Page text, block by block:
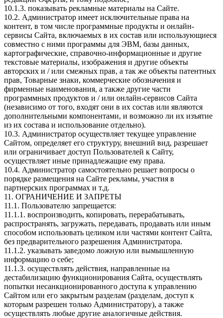
10.1.3. показывать рекламные материалы на Сайте.
10.2. Администратор имеет исключительные права на
контент, в том числе программные продукты и онлайн-
сервисы Сайта, включаемых в их состав или использующиеся
совместно с ними программы для ЭВМ, базы данных,
картографические, справочно-информационные и другие
текстовые материалы, изображения и другие объекты
авторских и / или смежных прав, а так же объекты патентных
прав, Товарные знаки, коммерческие обозначения и
фирменные наименования, а также другие части
программных продуктов и / или онлайн-сервисов Сайта
(независимо от того, входят они в их состав или являются
дополнительными компонентами, и возможно ли их изъятие
из их состава и использование отдельно).
10.3. Администратор осуществляет текущее управление
Сайтом, определяет его структуру, внешний вид, разрешает
или ограничивает доступ Пользователей к Сайту,
осуществляет иные принадлежащие ему права.
10.4. Администратор самостоятельно решает вопросы о
порядке размещения на Сайте рекламы, участия в
партнерских программах и т.д.
11. ОГРАНИЧЕНИЕ И ЗАПРЕТЫ
11.1. Пользователю запрещается:
11.1.1. воспроизводить, копировать, перерабатывать,
распространять, загружать, передавать, продавать или иным
способом использовать целиком или частями контент Сайта,
без предварительного разрешения Администратора.
11.1.2. указывать заведомо ложную или вымышленную
информацию о себе;
11.1.3. осуществлять действия, направленные на
дестабилизацию функционирования Сайта, осуществлять
попытки несанкционированного доступа к управлению
Сайтом или его закрытым разделам (разделам, доступ к
которым разрешен только Администратору), а также
осуществлять любые другие аналогичные действия.